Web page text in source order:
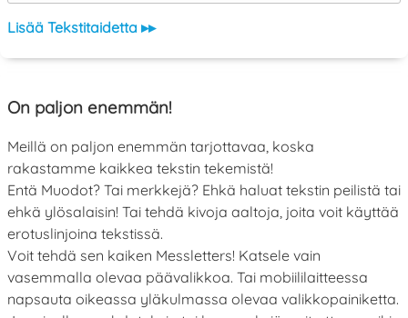
Lisää Tekstitaidetta ▸▸
On paljon enemmän!
Meillä on paljon enemmän tarjottavaa, koska
rakastamme kaikkea tekstin tekemistä!
Entä Muodot? Tai merkkejä? Ehkä haluat tekstin peilistä tai
ehkä ylösalaisin! Tai tehdä kivoja aaltoja, joita voit käyttää
erotuslinjoina tekstissä.
Voit tehdä sen kaiken Messletters! Katsele vain
vasemmalla olevaa päävalikkoa. Tai mobiililaitteessa
napsauta oikeassa yläkulmassa olevaa valikkopainiketta.